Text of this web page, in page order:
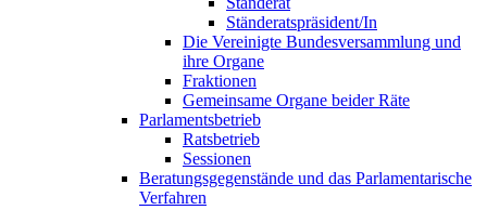
Ständeratspräsident/In
Die Vereinigte Bundesversammlung und
ihre Organe
Fraktionen
Gemeinsame Organe beider Räte
Parlamentsbetrieb
Ratsbetrieb
Sessionen
Beratungsgegenstände und das Parlamentarische
Verfahren